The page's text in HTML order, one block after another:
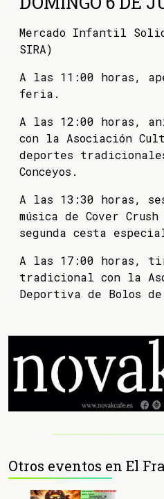
Mercado Infantil
SIRA)
A las 11:00 horas,
feria.
A las 12:00 horas,
con la Asociación
deportes
Conceyos.
A las 13:30 horas,
música de Cover
segunda cesta
A las 17:00 horas,
tradicional con la
Deportiva de Bolos
Otros eventos en El